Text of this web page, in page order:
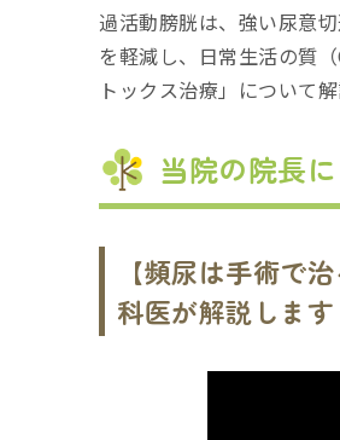
過活動膀胱は、強い尿意
を軽減し、日常生活の質
トックス治療」について解
当院の院長
【頻尿は手術で
科医が解説します